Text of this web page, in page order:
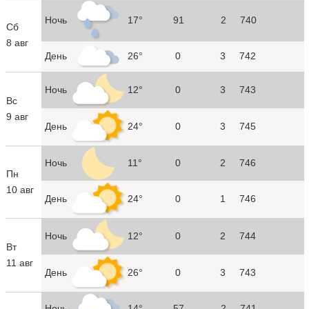
Сб
8 авг
Ночь 17° 91 2 740
День 26° 0 3 742
Вс
9 авг
Ночь 12° 0 3 743
День 24° 0 3 745
Пн
10 авг
Ночь 11° 0 2 746
День 24° 0 1 746
Вт
11 авг
Ночь 12° 0 2 744
День 26° 0 3 743